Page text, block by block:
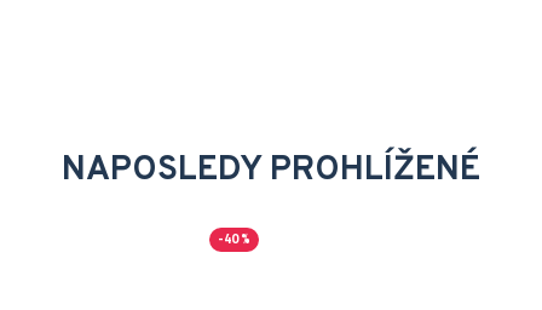
NAPOSLEDY PROHLÍŽENÉ
-40 %